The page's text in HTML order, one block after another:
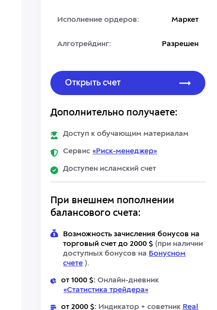
Исполнение ордеров: Маркет
Алготрейдинг: Разрешен
Открыть счет
Дополнительно получаете:
Доступ к обучающим материалам
Сервис «Риск-менеджер»
Доступен исламский счет
При внешнем пополнении
балансового счета:
Возможность зачисления бонусов на
торговый счет до 2000 $ (при наличии
доступных бонусов на Бонусном
счете ).
от 1000 $: Онлайн-дневник
«Статистика трейдера»
от 2000 $:Индикатор + советник Real